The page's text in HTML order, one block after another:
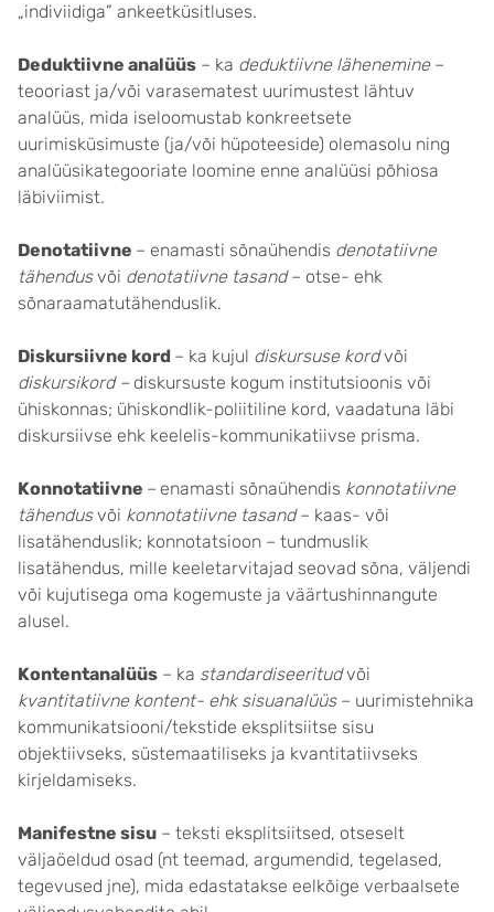
„indiviidiga” ankeetküsitluses.
Deduktiivne analüüs – ka deduktiivne lähenemine–
teooriast ja/või varasematest uurimustest lähtuv
analüüs, mida iseloomustab konkreetsete
uurimisküsimuste (ja/või hüpoteeside) olemasolu ning
analüüsikategooriate loomine enne analüüsi põhiosa
läbiviimist.
Denotatiivne – enamasti sõnaühendis denotatiivne
tähendusvõi denotatiivne tasand– otse- ehk
sõnaraamatutähenduslik.
Diskursiivne kord – ka kujul diskursuse kordvõi
diskursikord – diskursuste kogum institutsioonis või
ühiskonnas; ühiskondlik-poliitiline kord, vaadatuna läbi
diskursiivse ehk keelelis-kommunikatiivse prisma.
Konnotatiivne – enamasti sõnaühendis konnotatiivne
tähendusvõi konnotatiivne tasand– kaas- või
lisatähenduslik; konnotatsioon – tundmuslik
lisatähendus, mille keeletarvitajad seovad sõna, väljendi
või kujutisega oma kogemuste ja väärtushinnangute
alusel.
Kontentanalüüs – ka standardiseeritudvõi
kvantitatiivne kontent- ehk sisuanalüüs– uurimistehnika
kommunikatsiooni/tekstide eksplitsiitse sisu
objektiivseks, süstemaatiliseks ja kvantitatiivseks
kirjeldamiseks.
Manifestne sisu – teksti eksplitsiitsed, otseselt
väljaöeldud osad (nt teemad, argumendid, tegelased,
tegevused jne), mida edastatakse eelkõige verbaalsete